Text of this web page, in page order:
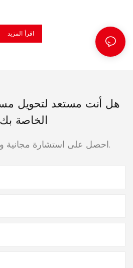
اقرأ المزيد
هل أنت مستعد لتحويل
الخاصة
احصل على استشارة مجانية وتصميم مبدئي اليوم.